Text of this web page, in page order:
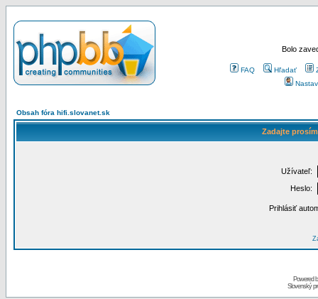
Bolo
FAQ Hľadať
Obsah fóra hifi.slovanet.sk
Zadajte
Užívateľ:
Heslo:
Prihlásiť
Powered
Slovenský